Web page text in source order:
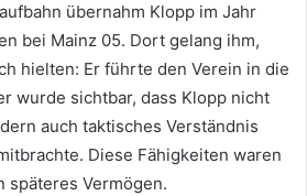
übernahm Klopp im Jahr
bei Mainz 05. Dort gelang ihm,
hielten: Er führte den Verein in die
wurde sichtbar, dass Klopp nicht
auch taktisches Verständnis
Diese Fähigkeiten waren
späteres Vermögen.